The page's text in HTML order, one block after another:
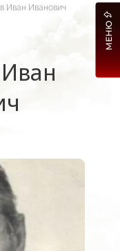
Иван Иванович
Иван
МЕНЮ